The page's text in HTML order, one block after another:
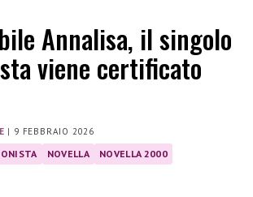
Annalisa, il singolo
viene certificato
| 9 FEBBRAIO 2026
NOVELLA
NOVELLA 2000